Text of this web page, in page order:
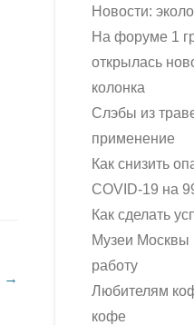
→
Новости:
На форуме 1
открылась
колонка
Слэбы из
применение
Как снизить
COVID-19 на
Как сделать
Музеи Москвы
работу
Любителям
кофе